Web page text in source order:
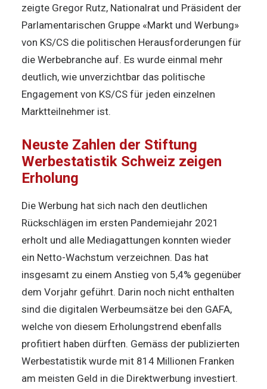
zeigte Gregor Rutz, Nationalrat und Präsident der
Parlamentarischen Gruppe «Markt und Werbung»
von KS/CS die politischen Herausforderungen für
die Werbebranche auf. Es wurde einmal mehr
deutlich, wie unverzichtbar das politische
Engagement von KS/CS für jeden einzelnen
Marktteilnehmer ist.
Neuste Zahlen der Stiftung
Werbestatistik Schweiz zeigen
Erholung
Die Werbung hat sich nach den deutlichen
Rückschlägen im ersten Pandemiejahr 2021
erholt und alle Mediagattungen konnten wieder
ein Netto-Wachstum verzeichnen. Das hat
insgesamt zu einem Anstieg von 5,4% gegenüber
dem Vorjahr geführt. Darin noch nicht enthalten
sind die digitalen Werbeumsätze bei den GAFA,
welche von diesem Erholungstrend ebenfalls
profitiert haben dürften. Gemäss der publizierten
Werbestatistik wurde mit 814 Millionen Franken
am meisten Geld in die Direktwerbung investiert.